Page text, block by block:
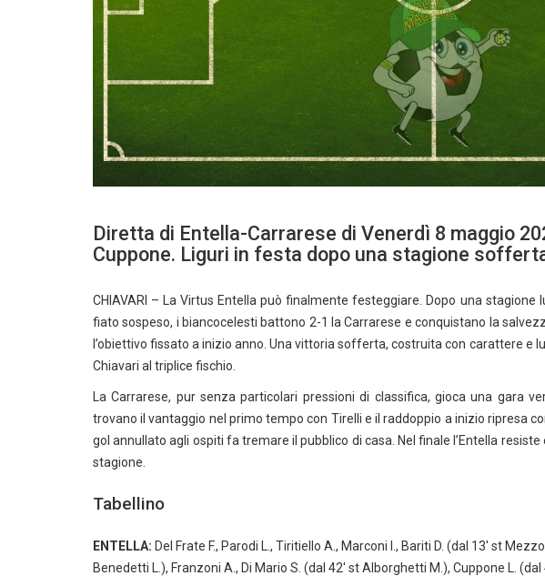
Diretta di Entella-Carrarese di Venerdì 8 maggio
Cuppone. Liguri in festa dopo una stagione
CHIAVARI – La Virtus Entella può finalmente festeggiare. Dopo una stagione
fiato sospeso, i biancocelesti battono 2-1 la Carrarese e conquistano la
l’obiettivo fissato a inizio anno. Una vittoria sofferta, costruita con carattere e
Chiavari al triplice fischio.
La Carrarese, pur senza particolari pressioni di classifica, gioca una gara
trovano il vantaggio nel primo tempo con Tirelli e il raddoppio a inizio ripresa
gol annullato agli ospiti fa tremare il pubblico di casa. Nel finale l’Entella
stagione.
Tabellino
ENTELLA: Del Frate F., Parodi L., Tiritiello A., Marconi I., Bariti D. (dal 13′ st
Benedetti L.), Franzoni A., Di Mario S. (dal 42′ st Alborghetti M.), Cuppone L.